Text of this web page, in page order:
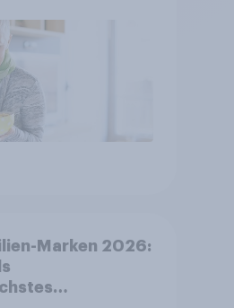
Marken 2026: